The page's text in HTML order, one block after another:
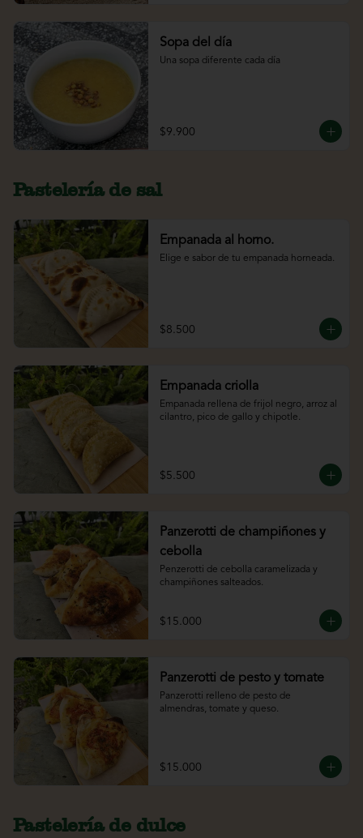
Sopa del día
Una sopa diferente cada día
$9.900
Pastelería de sal
Empanada al horno.
Elige e sabor de tu empanada horneada.
$8.500
Empanada criolla
Empanada rellena de frijol negro, arroz al
cilantro, pico de gallo y chipotle.
$5.500
Panzerotti de champiñones y
cebolla
Penzerotti de cebolla caramelizada y
champiñones salteados.
$15.000
Panzerotti de pesto y tomate
Panzerotti relleno de pesto de
almendras, tomate y queso.
$15.000
Pastelería de dulce